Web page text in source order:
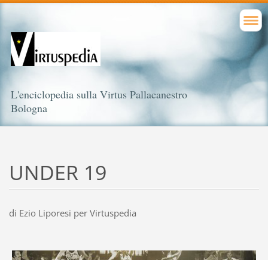
L'enciclopedia sulla Virtus Pallacanestro
Bologna
UNDER 19
di Ezio Liporesi per Virtuspedia